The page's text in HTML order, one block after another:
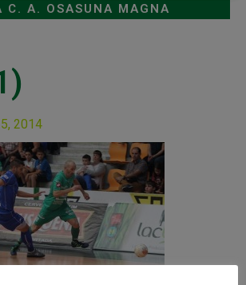
C. A. OSASUNA MAGNA
2014